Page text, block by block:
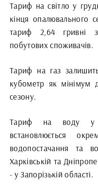
Тариф на світло у
кінця опалювального
тариф 2,64 гривні
побутових споживачів.
Тариф на газ
кубометр як мінімум
сезону.
Тариф на воду у
встановлюється
водопостачання та
Харківській та
- у Запорізькій області.